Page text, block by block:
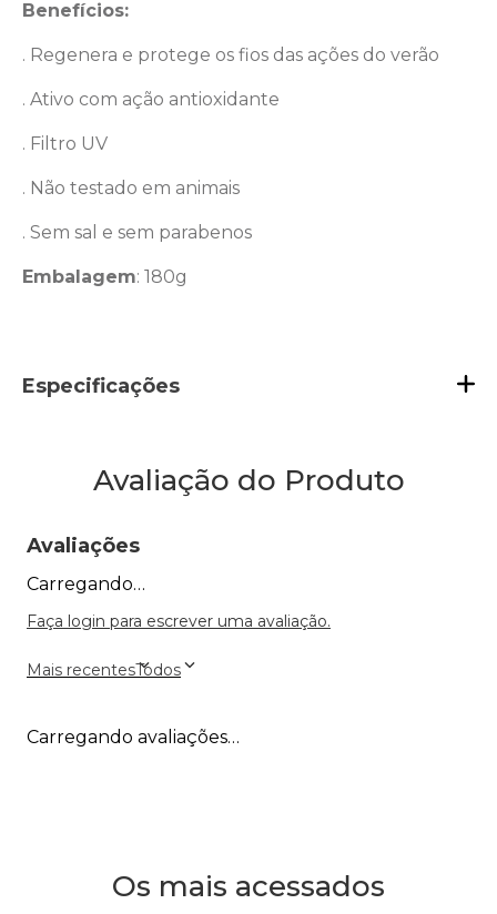
Benefícios:
. Regenera e protege os fios das ações do verão
. Ativo com ação antioxidante
. Filtro UV
. Não testado em animais
. Sem sal e sem parabenos
Embalagem: 180g
Especificações
Avaliação do Produto
Avaliações
Carregando…
Faça login para escrever uma avaliação.
Mais recentesTodos
Carregando avaliações…
Os mais acessados